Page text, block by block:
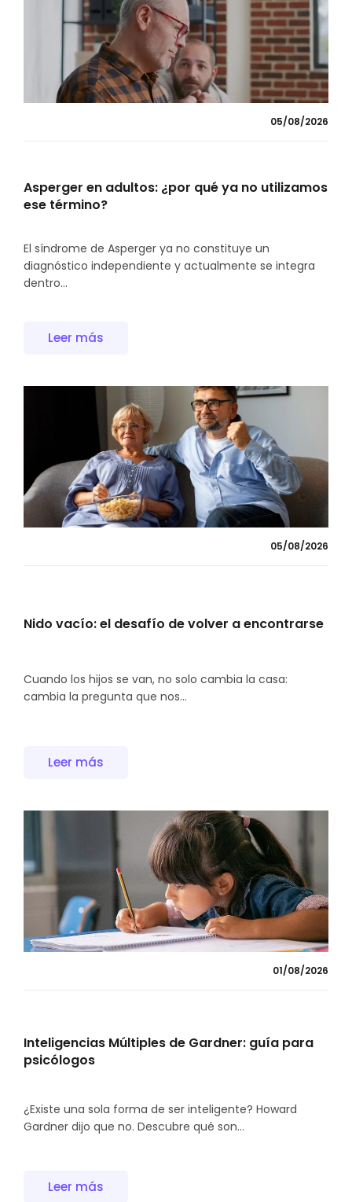
05/08/2026
Asperger en adultos: ¿por qué ya no utilizamos
ese término?
El síndrome de Asperger ya no constituye un
diagnóstico independiente y actualmente se integra
dentro...
Leer más
05/08/2026
Nido vacío: el desafío de volver a encontrarse
Cuando los hijos se van, no solo cambia la casa:
cambia la pregunta que nos...
Leer más
01/08/2026
Inteligencias Múltiples de Gardner: guía para
psicólogos
¿Existe una sola forma de ser inteligente? Howard
Gardner dijo que no. Descubre qué son...
Leer más